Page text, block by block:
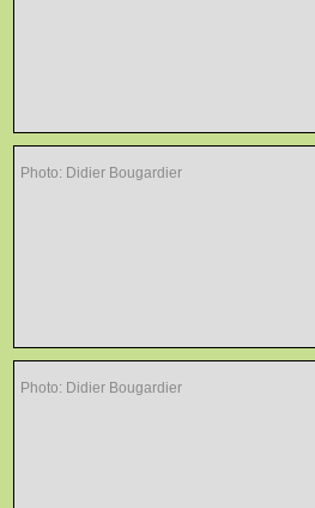
Photo: Didier Bougardier
Photo: Didier Bougardier